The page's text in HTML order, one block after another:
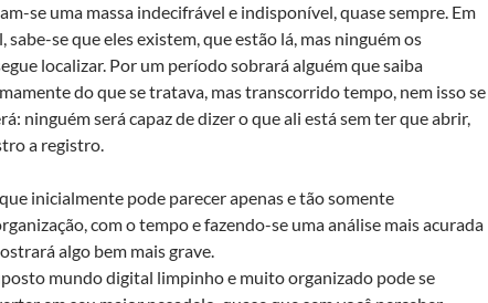
se uma massa indecifrável e indisponível, quase sempre. Em
sabe-se que eles existem, que estão lá, mas ninguém os
localizar. Por um período sobrará alguém que saiba
do que se tratava, mas transcorrido tempo, nem isso se
ninguém será capaz de dizer o que ali está sem ter que abrir,
a registro.
inicialmente pode parecer apenas e tão somente
com o tempo e fazendo-se uma análise mais acurada
algo bem mais grave.
mundo digital limpinho e muito organizado pode se